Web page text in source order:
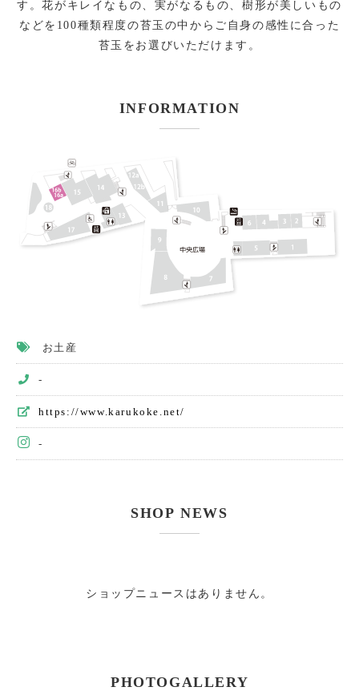
アクセス＆営業時間
館内有料トイレのご案内
駐車場
お問い合わせ
イベント募集
リクルート情報
ご出店について
す。花がキレイなもの、実がなるもの、樹形が美しいもの
などを100種類程度の苔玉の中からご自身の感性に合った
苔玉をお選びいただけます。
INFORMATION
お土産
-
https://www.karukoke.net/
-
SHOP NEWS
ショップニュースはありません。
PHOTOGALLERY